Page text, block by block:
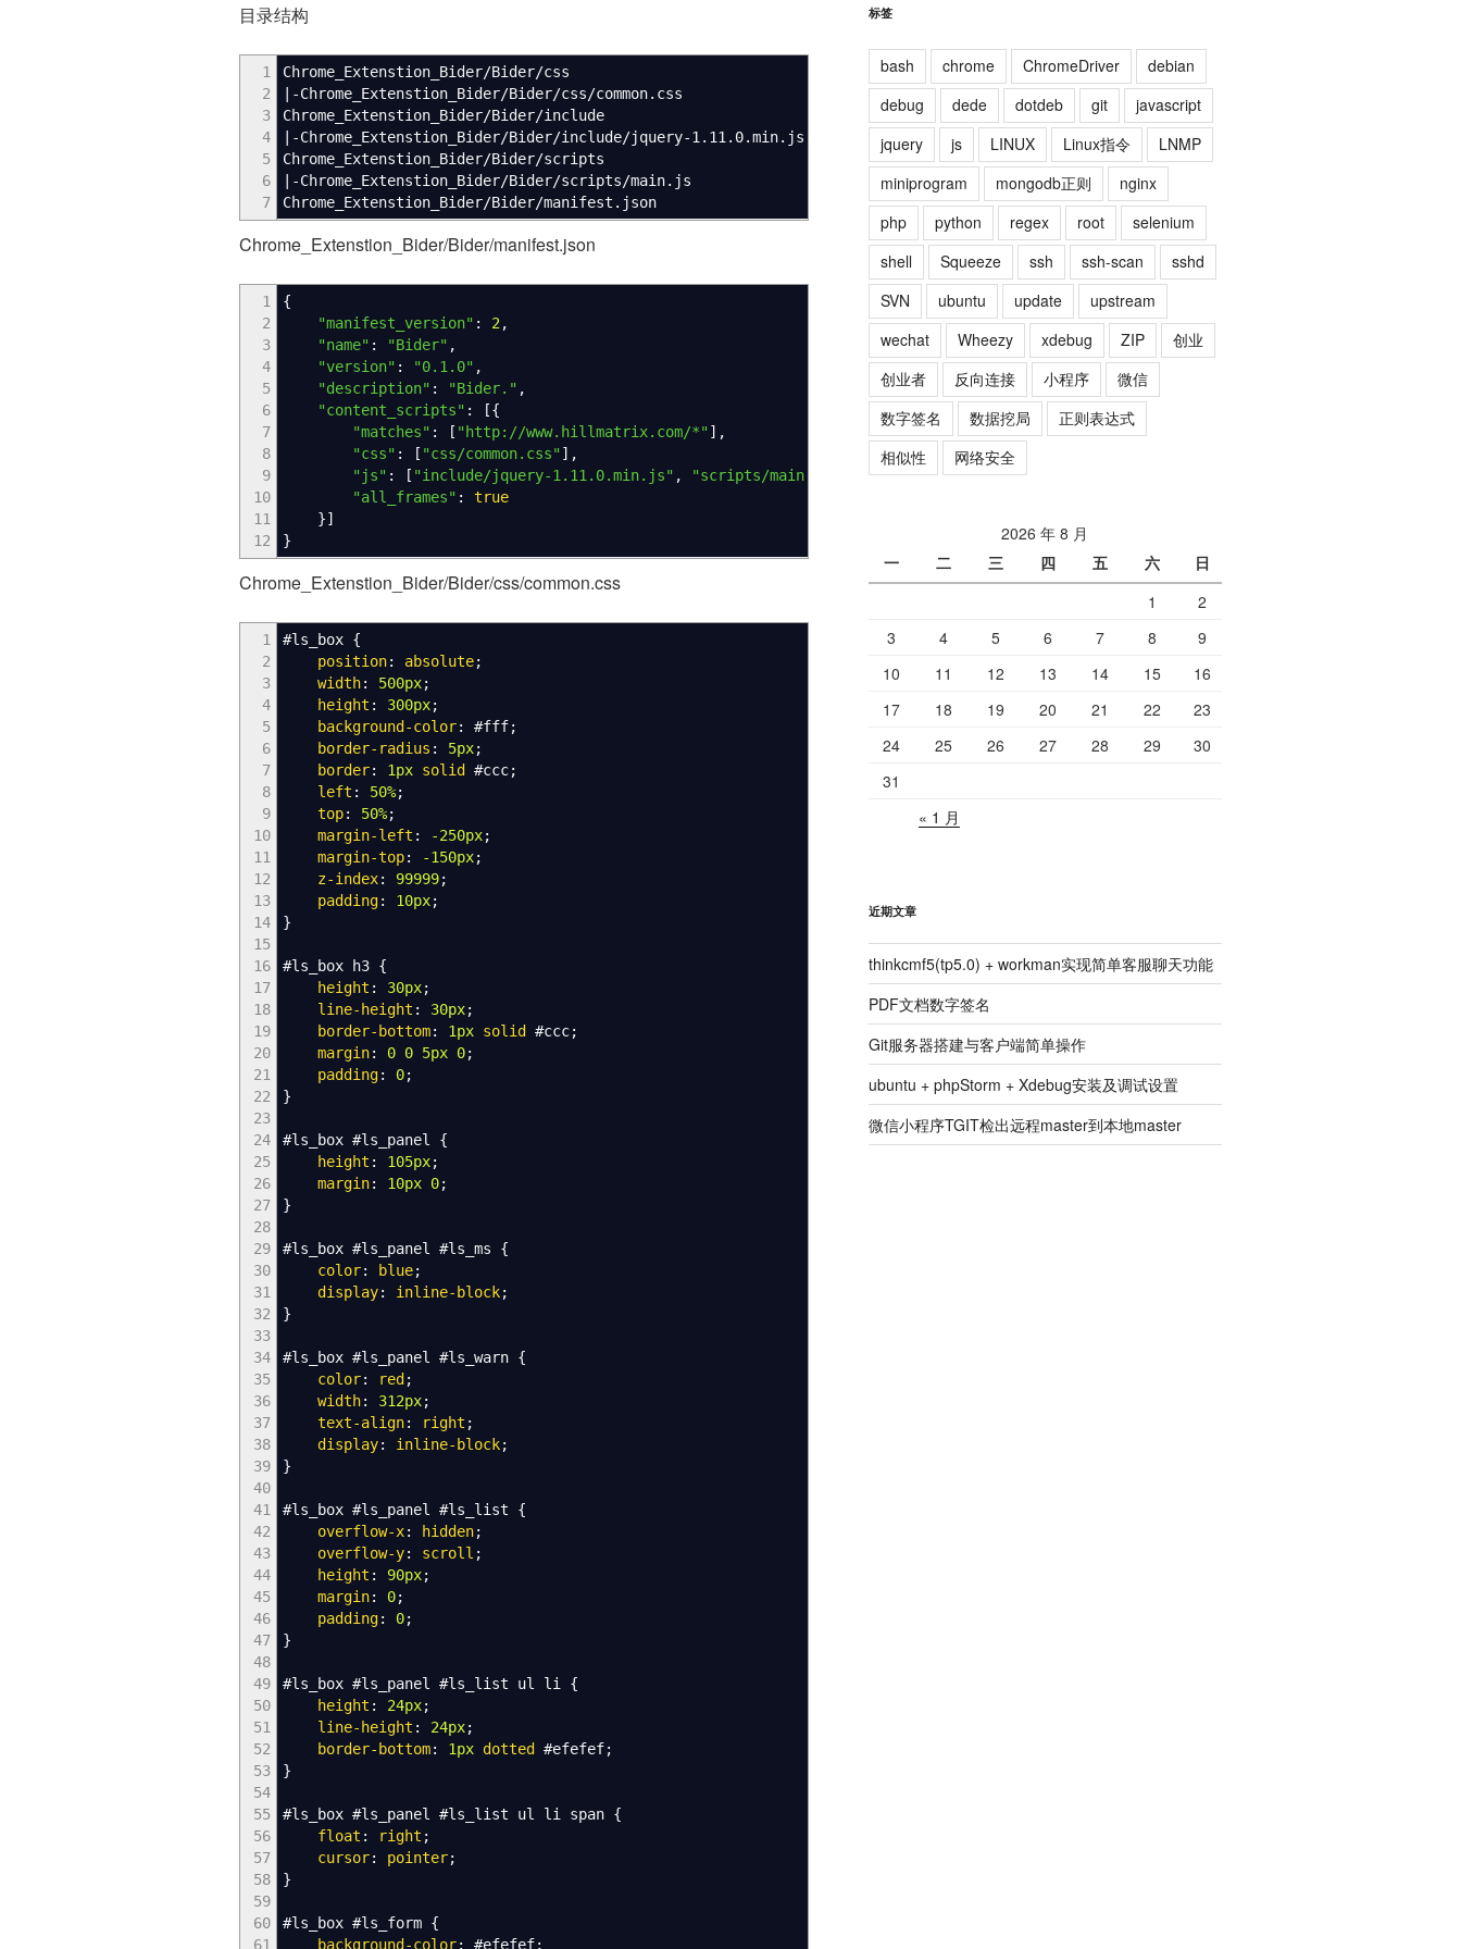
目录结构
1
2
3
4
5
6
7
Chrome_Extenstion_Bider/Bider/css
|-Chrome_Extenstion_Bider/Bider/css/common.css
Chrome_Extenstion_Bider/Bider/include
|-Chrome_Extenstion_Bider/Bider/include/jquery-1.11.0.min.js
Chrome_Extenstion_Bider/Bider/scripts
|-Chrome_Extenstion_Bider/Bider/scripts/main.js
Chrome_Extenstion_Bider/Bider/manifest.json
Chrome_Extenstion_Bider/Bider/manifest.json
1
2
3
4
5
6
7
8
9
10
11
12
{
"manifest_version" : 2,
"name" : "Bider" ,
"version" : "0.1.0" ,
"description" : "Bider." ,
"content_scripts" : [{
"matches" : [ "http://www.hillmatrix.com/*"] ,
"css" : [ "css/common.css"] ,
"js" : [ "include/jquery-1.11.0.min.js" , "scripts/main.js"
"all_frames" :
true
}]
}
Chrome_Extenstion_Bider/Bider/css/common.css
1
2
3
4
5
6
7
8
9
10
11
12
13
14
15
16
17
18
19
20
21
22
23
24
25
26
27
28
29
30
31
32
33
34
35
36
37
38
39
40
41
42
43
44
45
46
47
48
49
50
51
52
53
54
55
56
57
58
59
60
61
#ls_box {
position: absolute;
width: 500px;
height : 300px;
background-color: #fff;
border-radius : 5px;
border: 1px solid #ccc;
left : 50%;
top: 50%;
margin-left : -250px;
margin-top: -150px;
z-index: 99999;
padding: 10px;
}
#ls_box h3 {
height : 30px;
line-height : 30px;
border-bottom: 1px solid #ccc;
margin: 0 0 5px 0;
padding: 0;
}
#ls_box #ls_panel
{
height : 105px;
margin: 10px 0;
}
#ls_box #ls_panel #ls_ms
{
color: blue;
display: inline-block;
}
#ls_box #ls_panel #ls_warn {
color: red ;
width: 312px;
text-align: right ;
display: inline-block;
}
#ls_box #ls_panel #ls_list
{
overflow-x: hidden;
overflow-y: scroll ;
height : 90px;
margin: 0;
padding: 0;
}
#ls_box #ls_panel #ls_list ul li {
height : 24px;
line-height : 24px;
border-bottom: 1px dotted #efefef;
}
#ls_box #ls_panel #ls_list ul li span {
float : right ;
cursor: pointer;
}
#ls_box #ls_form {
background-color: #efefef;
标签
bash chrome ChromeDriver
debian
debug
dede dotdeb git
javascript
jquery
js LINUX Linux指令
LNMP
miniprogram
mongodb正则
nginx
php
python regex root
selenium
shell
Squeeze ssh ssh-scan
sshd
SVN
ubuntu update
upstream
wechat
Wheezy xdebug ZIP
创业
创业者
反向连接 小程序
微信
数字签名
数据挖局
正则表达式
相似性
网络安全
2026 年 8 月
一
二 三 四 五 六
日
1
2
3
4 5 6 7 8
9
10
11 12 13 14 15
16
17
18 19 20 21 22
23
24
25 26 27 28 29
30
31
« 1 月
近期文章
thinkcmf5(tp5.0) + workman实现简单客服聊天功能
PDF文档数字签名
Git服务器搭建与客户端简单操作
ubuntu + phpStorm + Xdebug安装及调试设置
微信小程序TGIT检出远程master到本地master